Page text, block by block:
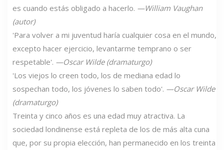
es cuando estás obligado a hacerlo. —William Vaughan
(autor)
'Para volver a mi juventud haría cualquier cosa en el mundo,
excepto hacer ejercicio, levantarme temprano o ser
respetable'. —Oscar Wilde (dramaturgo)
'Los viejos lo creen todo, los de mediana edad lo
sospechan todo, los jóvenes lo saben todo'. —Oscar Wilde
(dramaturgo)
Treinta y cinco años es una edad muy atractiva. La
sociedad londinense está repleta de los de más alta cuna
que, por su propia elección, han permanecido en los treinta